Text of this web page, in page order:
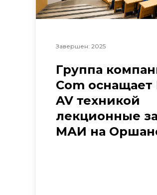
Завершен: 2025
Группа
Com оснащает
AV техникой
лекционные
МАИ на